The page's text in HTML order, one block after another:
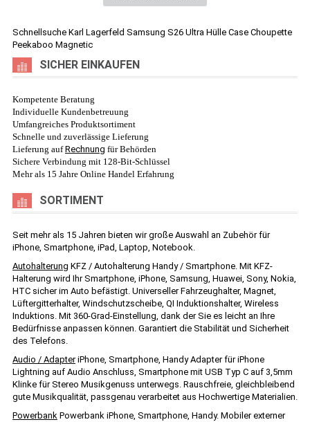
Schnellsuche Karl Lagerfeld Samsung S26 Ultra Hülle Case Choupette
Peekaboo Magnetic
SICHER EINKAUFEN
Kompetente Beratung
Individuelle Kundenbetreuung
Umfangreiches Produktsortiment
Schnelle und zuverlässige Lieferung
Lieferung aufRechnung für Behörden
Sichere Verbindung mit 128-Bit-Schlüssel
Mehr als 15 Jahre Online Handel Erfahrung
SORTIMENT
Seit mehr als 15 Jahren bieten wir große Auswahl an Zubehör für
iPhone, Smartphone, iPad, Laptop, Notebook.
Autohalterung KFZ / Autohalterung Handy / Smartphone. Mit KFZ-
Halterung wird Ihr Smartphone, iPhone, Samsung, Huawei, Sony, Nokia,
HTC sicher im Auto befästigt. Universeller Fahrzeughalter, Magnet,
Lüftergitterhalter, Windschutzscheibe, QI Induktionshalter, Wireless
Induktions. Mit 360-Grad-Einstellung, dank der Sie es leicht an Ihre
Bedürfnisse anpassen können. Garantiert die Stabilität und Sicherheit
des Telefons.
Audio / AdapteriPhone, Smartphone, Handy Adapter für iPhone
Lightning auf Audio Anschluss, Smartphone mit USB Typ C auf 3,5mm
Klinke für Stereo Musikgenuss unterwegs. Rauschfreie, gleichbleibend
gute Musikqualität, passgenau verarbeitet aus Hochwertige Materialien.
Powerbank Powerbank iPhone, Smartphone, Handy. Mobiler externer